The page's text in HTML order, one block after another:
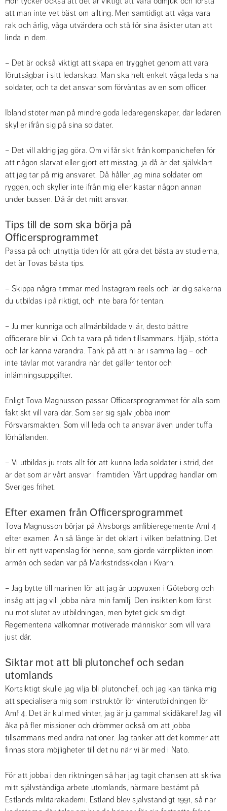
att man inte vet bäst om allting. Men samtidigt att våga vara
rak och ärlig, våga utvärdera och stå för sina åsikter utan att
linda in dem.
– Det är också viktigt att skapa en trygghet genom att vara
förutsägbar i sitt ledarskap. Man ska helt enkelt våga leda sina
soldater, och ta det ansvar som förväntas av en som officer.
Ibland stöter man på mindre goda ledaregenskaper, där ledaren
skyller ifrån sig på sina soldater.
– Det vill aldrig jag göra. Om vi får skit från kompanichefen för
att någon slarvat eller gjort ett misstag, ja då är det självklart
att jag tar på mig ansvaret. Då håller jag mina soldater om
ryggen, och skyller inte ifrån mig eller kastar någon annan
under bussen. Då är det mitt ansvar.
Tips till de som ska börja på
Officersprogrammet
Passa på och utnyttja tiden för att göra det bästa av studierna,
det är Tovas bästa tips.
– Skippa några timmar med Instagram reels och lär dig sakerna
du utbildas i på riktigt, och inte bara för tentan.
– Ju mer kunniga och allmänbildade vi är, desto bättre
officerare blir vi. Och ta vara på tiden tillsammans. Hjälp, stötta
och lär känna varandra. Tänk på att ni är i samma lag – och
inte tävlar mot varandra när det gäller tentor och
inlämningsuppgifter.
Enligt Tova Magnusson passar Officersprogrammet för alla som
faktiskt vill vara där. Som ser sig själv jobba inom
Försvarsmakten. Som vill leda och ta ansvar även under tuffa
förhållanden.
– Vi utbildas ju trots allt för att kunna leda soldater i strid, det
är det som är vårt ansvar i framtiden. Vårt uppdrag handlar om
Sveriges frihet.
Efter examen från Officersprogrammet
Tova Magnusson börjar på Älvsborgs amfibieregemente Amf 4
efter examen. Än så länge är det oklart i vilken befattning. Det
blir ett nytt vapenslag för henne, som gjorde värnplikten inom
armén och sedan var på Markstridsskolan i Kvarn.
– Jag bytte till marinen för att jag är uppvuxen i Göteborg och
insåg att jag vill jobba nära min familj. Den insikten kom först
nu mot slutet av utbildningen, men bytet gick smidigt.
Regementena välkomnar motiverade människor som vill vara
just där.
Siktar mot att bli plutonchef och sedan
utomlands
Kortsiktigt skulle jag vilja bli plutonchef, och jag kan tänka mig
att specialisera mig som instruktör för vinterutbildningen för
Amf 4. Det är kul med vinter, jag är ju gammal skidåkare! Jag vill
åka på fler missioner och drömmer också om att jobba
tillsammans med andra nationer. Jag tänker att det kommer att
finnas stora möjligheter till det nu när vi är med i Nato.
För att jobba i den riktningen så har jag tagit chansen att skriva
mitt självständiga arbete utomlands, närmare bestämt på
Estlands militärakademi. Estland blev självständigt 1991, så när